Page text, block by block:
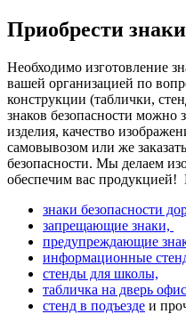
Приобрести
Необходимо изготовление
вашей организацией по
конструкции (таблички,
знаков безопасности можно
изделия, качество
самовывозом или же
безопасности. Мы делаем
обеспечим вас продукцией!
знаки безопасности
запрещающие знаки,
предупреждающие
информационные
стенды для школы,
табличка на дверь
стенд в подъезде и